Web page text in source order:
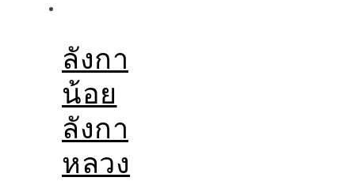
ลังกา
น้อย
ลังกา
หลวง